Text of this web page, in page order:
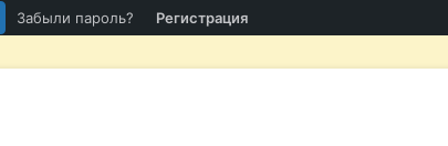
Забыли пароль? Регистрация